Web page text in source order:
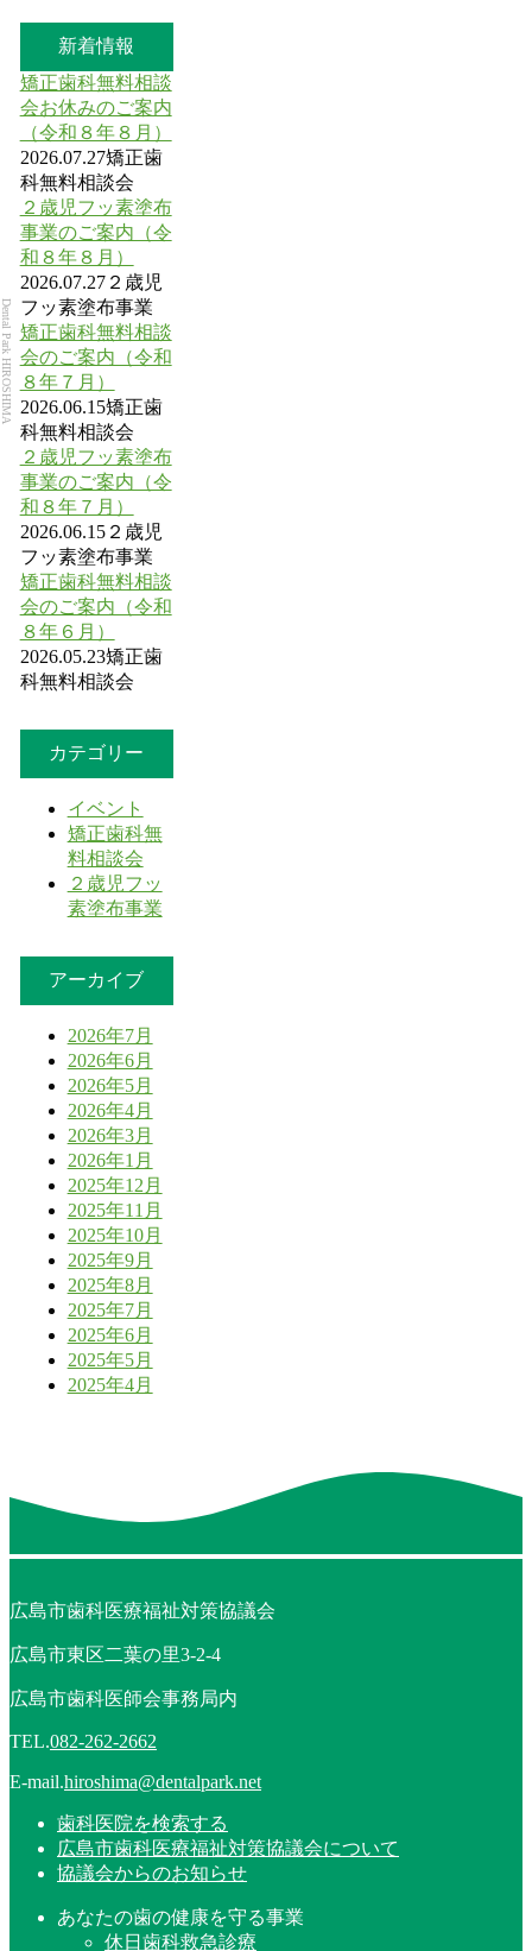
Dental Park HIROSHIMA
新着情報
矯正歯科無料相談
会お休みのご案内
（令和８年８月）
2026.07.27矯正歯
科無料相談会
２歳児フッ素塗布
事業のご案内（令
和８年８月）
2026.07.27２歳児
フッ素塗布事業
矯正歯科無料相談
会のご案内（令和
８年７月）
2026.06.15矯正歯
科無料相談会
２歳児フッ素塗布
事業のご案内（令
和８年７月）
2026.06.15２歳児
フッ素塗布事業
矯正歯科無料相談
会のご案内（令和
８年６月）
2026.05.23矯正歯
科無料相談会
カテゴリー
イベント
矯正歯科無
料相談会
２歳児フッ
素塗布事業
アーカイブ
2026年7月
2026年6月
2026年5月
2026年4月
2026年3月
2026年1月
2025年12月
2025年11月
2025年10月
2025年9月
2025年8月
2025年7月
2025年6月
2025年5月
2025年4月
広島市歯科医療福祉対策協議会
広島市東区二葉の里3-2-4
広島市歯科医師会事務局内
TEL.082-262-2662
E-mail.hiroshima@dentalpark.net
歯科医院を検索する
広島市歯科医療福祉対策協議会について
協議会からのお知らせ
あなたの歯の健康を守る事業
休日歯科救急診療